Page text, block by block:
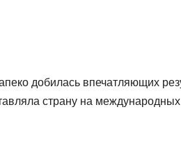
добилась впечатляющих
страну на международных